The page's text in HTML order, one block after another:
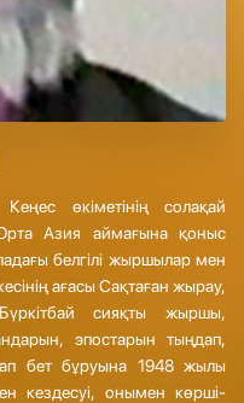
өкіметінің солақай
Азия аймағына қоныс
белгілі жыршылар мен
ағасы Сақтаған жырау,
сияқты жыршы,
эпостарын тыңдап,
бет бұруына 1948 жылы
кездесуі, онымен көрші-